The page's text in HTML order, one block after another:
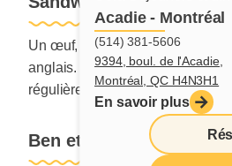
Acadie - Montréal
(514) 381-5606
9394, boul. de l'Acadie,
Montréal, QC H4N3H1
En savoir plus
Un œuf, choix de bacon ou
anglais. Servi avec choix de
régulières ou le nouveau duo
Ben et Dictine jambon